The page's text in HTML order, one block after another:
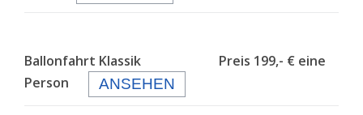
Ballonfahrt Klassik Preis 199,- € eine
Person
ANSEHEN